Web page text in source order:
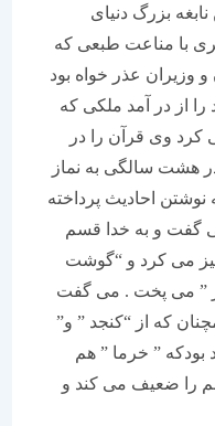
بزرگ دنیای
مناعت طبعی که
عذر خواه بود
در آمد ملکی که
قرآن را در
به نماز
به نوشتن احادیث پرداخته
به خدا قسم
کرد و “گوشت
پخت . می گفت
از “کنجد ” و”
” خرما ” هم
می کند و